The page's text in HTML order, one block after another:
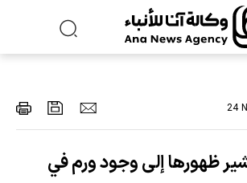
24
ظهورها إلى وجود ورم في